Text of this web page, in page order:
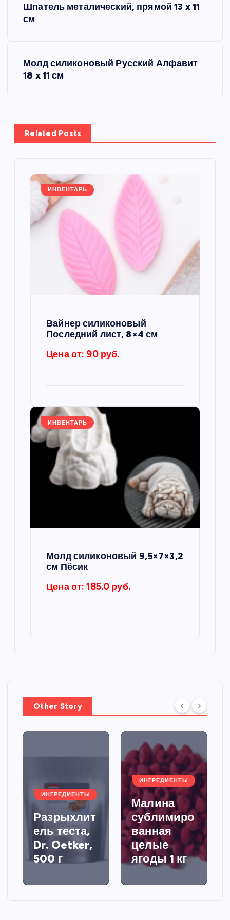
а
ц
Шпатель металический, прямой 13 x 11
см
Молд силиконовый Русский Алфавит
18 x 11 см
Related Posts
ИНВЕНТАРЬ
Вайнер силиконовый
Последний лист, 8×4 см
Цена от: 90 руб.
ИНВЕНТАРЬ
Молд силиконовый 9,5×7×3,2
см Пёсик
Цена от: 185.0 руб.
Other Story
ИНГРЕДИЕНТЫ
Разрыхлит
ель теста,
Dr. Oetker,
500 г
ИНГРЕДИЕНТЫ
Малина
сублимиро
ванная
целые
ягоды 1 кг